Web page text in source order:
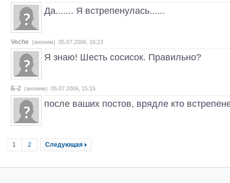
Да....... Я встрепенулась......
Veche (аноним) 05.07.2006, 16:23
Я знаю! Шесть сосисок. Правильно?
Б-2 (аноним) 05.07.2006, 15:15
после ваших постов, врядле кто
1 2 Следующая